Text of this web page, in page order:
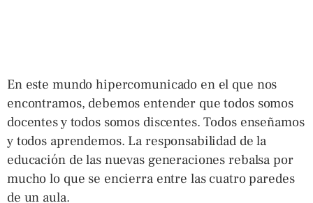
En este mundo hipercomunicado en el que nos
encontramos, debemos entender que todos somos
docentes y todos somos discentes. Todos enseñamos
y todos aprendemos. La responsabilidad de la
educación de las nuevas generaciones rebalsa por
mucho lo que se encierra entre las cuatro paredes
de un aula.